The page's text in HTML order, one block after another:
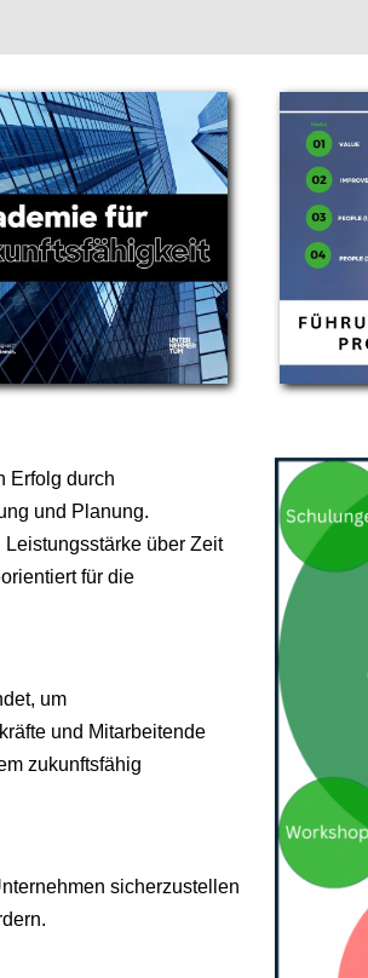
Erfolg durch
und Planung.
über Zeit
für die
um
und Mitarbeitende
zukunftsfähig
sicherzustellen